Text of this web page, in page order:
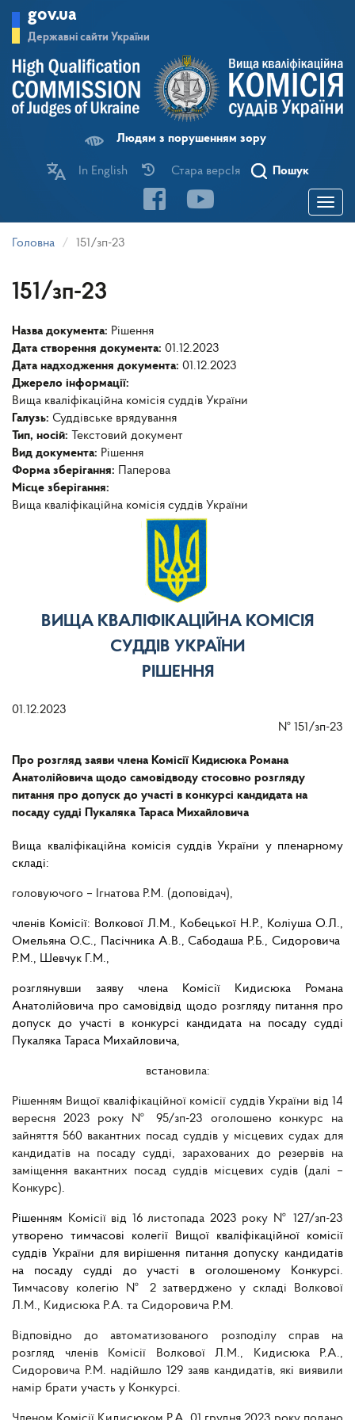
основного
матеріалу
gov.ua
Державні сайти України
Людям з порушенням зору
In English Стара версІя Пошук
Toggle
Головна 151/зп-23
151/зп-23
Назва документа: Рішення
Дата створення документа: 01.12.2023
Дата надходження документа: 01.12.2023
Джерело інформації:
Вища кваліфікаційна комісія суддів України
Галузь: Суддівське врядування
Тип, носій:
Текстовий документ
Вид документа: Рішення
Форма зберігання:
Паперова
Місце зберігання:
Вища кваліфікаційна комісія суддів України
ВИЩА КВАЛІФІКАЦІЙНА КОМІСІЯ
СУДДІВ УКРАЇНИ
РІШЕННЯ
01.12.2023
№ 151/зп-23
Про розгляд заяви члена Комісії Кидисюка Романа
Анатолійовича щодо самовідводу стосовно розгляду
питання про допуск до участі в конкурсі кандидата на
посаду судді Пукаляка Тараса Михайловича
Вища кваліфікаційна комісія суддів України у пленарному
складі:
головуючого – Ігнатова Р.М. (доповідач),
членів Комісії: Волкової Л.М., Кобецької Н.Р., Коліуша О.Л.,
Омельяна О.С., Пасічника А.В., Сабодаша Р.Б., Сидоровича
Р.М., Шевчук Г.М.,
розглянувши заяву члена Комісії Кидисюка Романа
Анатолійовича про самовідвід щодо розгляду питання про
допуск до участі в конкурсі кандидата на посаду судді
Пукаляка Тараса Михайловича,
встановила:
Рішенням Вищої кваліфікаційної комісії суддів України від 14
вересня 2023 року № 95/зп-23 оголошено конкурс на
зайняття 560 вакантних посад суддів у місцевих судах для
кандидатів на посаду судді, зарахованих до резервів на
заміщення вакантних посад суддів місцевих судів (далі –
Конкурс).
Рішенням
Комісії від 16 листопада 2023 року № 127/зп-23
утворено тимчасові колегії Вищої кваліфікаційної комісії
суддів України для вирішення питання допуску кандидатів
на посаду судді до участі в оголошеному Конкурсі.
Тимчасову колегію № 2 затверджено у складі Волкової
Л.М., Кидисюка Р.А. та Сидоровича Р.М.
Відповідно до автоматизованого розподілу справ на
розгляд членів Комісії Волкової Л.М., Кидисюка Р.А.,
Сидоровича Р.М. надійшло 129 заяв кандидатів, які виявили
намір брати участь у Конкурсі.